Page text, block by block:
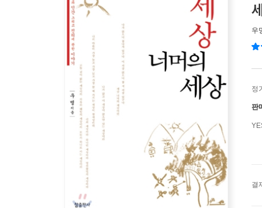
우
정
판
결